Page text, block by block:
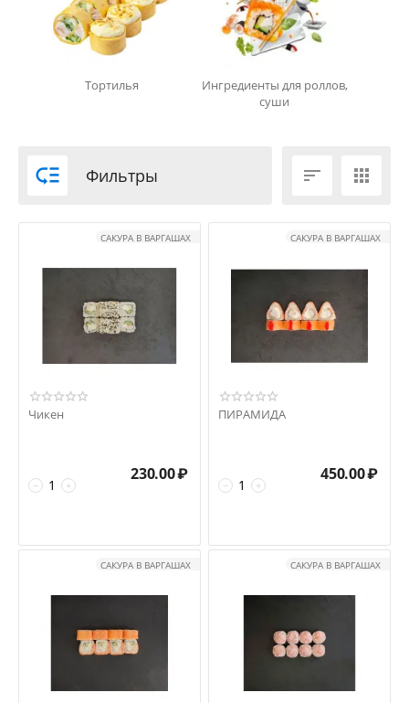
Тортилья
Ингредиенты для роллов,
суши
 Фильтры  
САКУРА В ВАРГАШАХ
Чикен
+
−
230.00₽
САКУРА В ВАРГАШАХ
ПИРАМИДА
+
−
450.00₽
САКУРА В ВАРГАШАХ САКУРА В ВАРГАШАХ